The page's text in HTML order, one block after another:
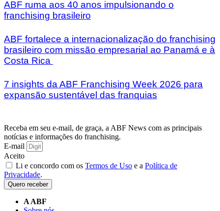
ABF ruma aos 40 anos impulsionando o
franchising brasileiro
ABF fortalece a internacionalização do franchising
brasileiro com missão empresarial ao Panamá e à
Costa Rica
7 insights da ABF Franchising Week 2026 para
expansão sustentável das franquias
Receba em seu e-mail, de graça, a ABF News com as principais
notícias e informações do franchising.
E-mail
Aceito
Li e concordo com os Termos de Uso e a Política de
Privacidade.
Quero receber
A ABF